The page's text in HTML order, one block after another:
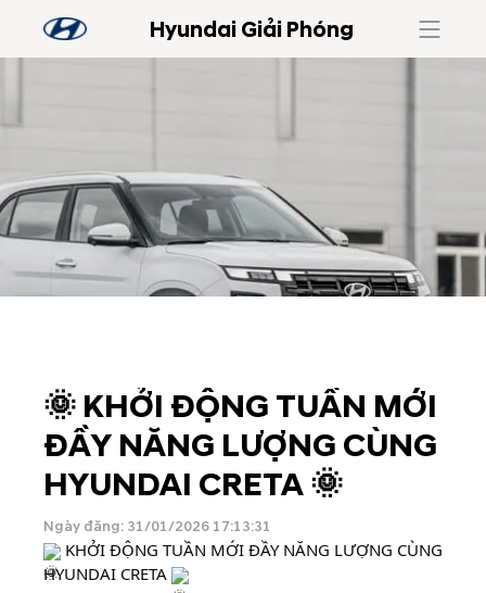
Hyundai Giải Phóng
🌞 KHỞI ĐỘNG TUẦN MỚI
ĐẦY NĂNG LƯỢNG CÙNG
HYUNDAI CRETA 🌞
Ngày đăng: 31/01/2026 17:13:31
KHỞI ĐỘNG TUẦN MỚI ĐẦY NĂNG LƯỢNG CÙNG
HYUNDAI CRETA